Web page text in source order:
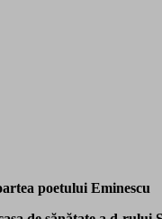
poetului Eminescu